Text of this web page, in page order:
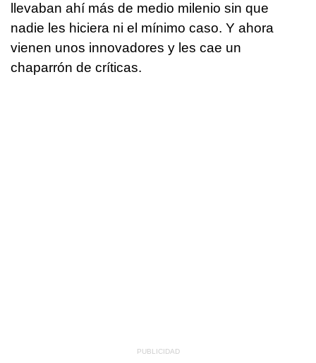
llevaban ahí más de medio milenio sin que
nadie les hiciera ni el mínimo caso. Y ahora
vienen unos innovadores y les cae un
chaparrón de críticas.